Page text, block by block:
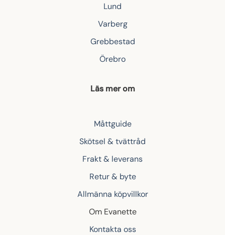
Lund
Varberg
Grebbestad
Örebro
Läs mer om
Måttguide
Skötsel & tvättråd
Frakt & leverans
Retur & byte
Allmänna köpvillkor
Om Evanette
Kontakta oss